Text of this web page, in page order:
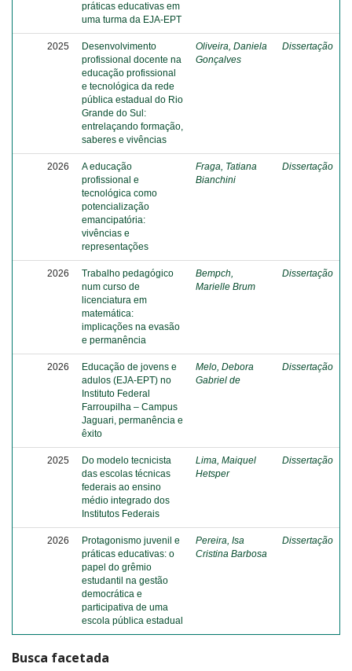
práticas educativas em
uma turma da EJA-EPT
2025
Desenvolvimento
profissional docente na
educação profissional
e tecnológica da rede
pública estadual do Rio
Grande do Sul:
entrelaçando formação,
saberes e vivências
Oliveira, Daniela
Gonçalves
Dissertação
2026
A educação
profissional e
tecnológica como
potencialização
emancipatória:
vivências e
representações
Fraga, Tatiana
Bianchini
Dissertação
2026
Trabalho pedagógico
num curso de
licenciatura em
matemática:
implicações na evasão
e permanência
Bempch,
Marielle Brum
Dissertação
2026
Educação de jovens e
adulos (EJA-EPT) no
Instituto Federal
Farroupilha – Campus
Jaguari, permanência e
êxito
Melo, Debora
Gabriel de
Dissertação
2025
Do modelo tecnicista
das escolas técnicas
federais ao ensino
médio integrado dos
Institutos Federais
Lima, Maiquel
Hetsper
Dissertação
2026
Protagonismo juvenil e
práticas educativas: o
papel do grêmio
estudantil na gestão
democrática e
participativa de uma
escola pública estadual
Pereira, Isa
Cristina Barbosa
Dissertação
Busca facetada